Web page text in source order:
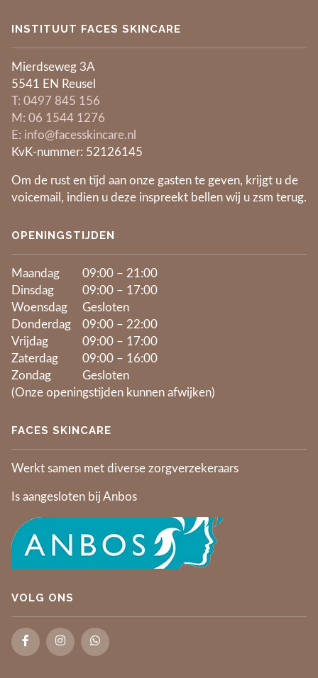
INSTITUUT FACES SKINCARE
Mierdseweg 3A
5541 EN Reusel
​T: 0497 845 156
​M: 06 1544 1276
E: info@facesskincare.nl
KvK-nummer: 52126145
Om de rust en tijd aan onze gasten te geven, krijgt u de
voicemail, indien u deze inspreekt bellen wij u zsm terug.
OPENINGSTIJDEN
Maandag
09:00 – 21:00
Dinsdag
09:00 – 17:00
Woensdag
Gesloten
Donderdag
09:00 – 22:00
Vrijdag
09:00 – 17:00
Zaterdag
09:00 – 16:00
Zondag
Gesloten
(Onze openingstijden kunnen afwijken)
FACES SKINCARE
Werkt samen met diverse zorgverzekeraars
Is aangesloten bij Anbos
VOLG ONS